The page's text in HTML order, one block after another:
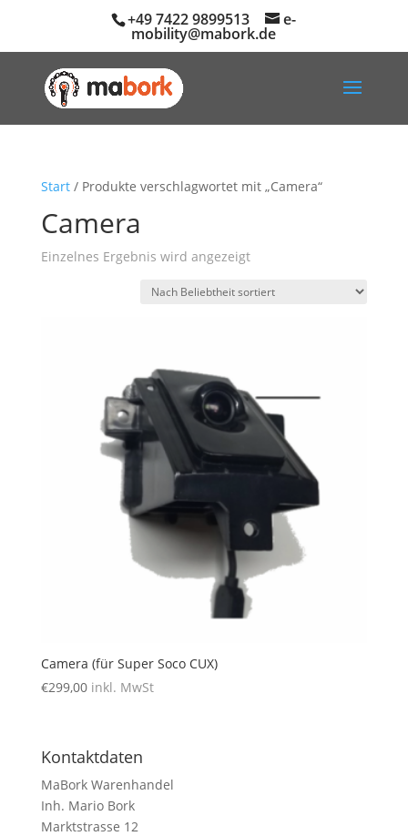
+49 7422 9899513 e-
mobility@mabork.de
Start/ Produkte verschlagwortet mit „Camera“
Camera
Einzelnes Ergebnis wird angezeigt
Camera (für Super Soco CUX)
€299,00 inkl. MwSt
Kontaktdaten
MaBork Warenhandel
Inh. Mario Bork
Marktstrasse 12